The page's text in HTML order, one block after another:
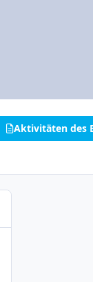
Aktivitäten des